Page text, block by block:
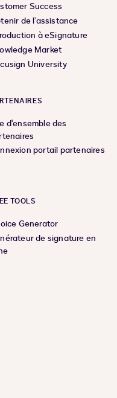
Success
de l’assistance
à eSignature
Market
University
d'ensemble des
portail partenaires
TOOLS
Generator
de signature en